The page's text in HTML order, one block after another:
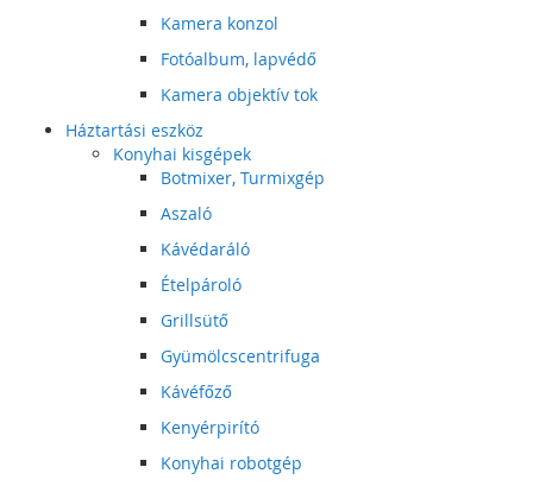
Kamera konzol
Fotóalbum, lapvédő
Kamera objektív tok
Háztartási eszköz
Konyhai kisgépek
Botmixer, Turmixgép
Aszaló
Kávédaráló
Ételpároló
Grillsütő
Gyümölcscentrifuga
Kávéfőző
Kenyérpirító
Konyhai robotgép